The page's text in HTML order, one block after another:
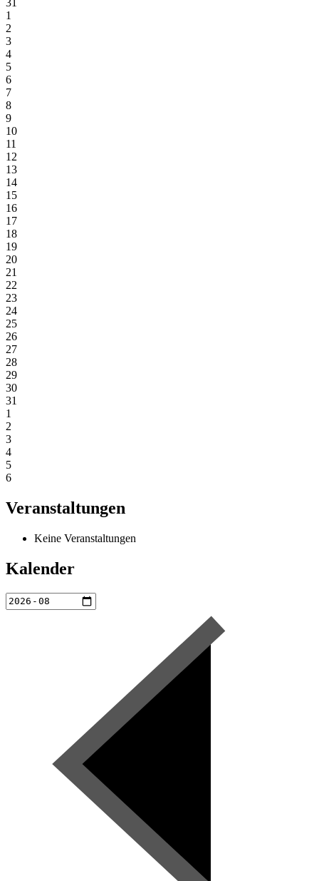
1
2
3
4
5
6
7
8
9
10
11
12
13
14
15
16
17
18
19
20
21
22
23
24
25
26
27
28
29
30
31
1
2
3
4
5
6
Veranstaltungen
Keine Veranstaltungen
Kalender